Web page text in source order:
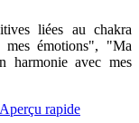
liées au chakra
mes émotions", "Ma
harmonie avec mes
Aperçu rapide